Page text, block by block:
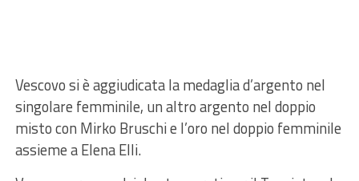
Vescovo si è aggiudicata la medaglia d’argento nel
singolare femminile, un altro argento nel doppio
misto con Mirko Bruschi e l’oro nel doppio femminile
assieme a Elena Elli.